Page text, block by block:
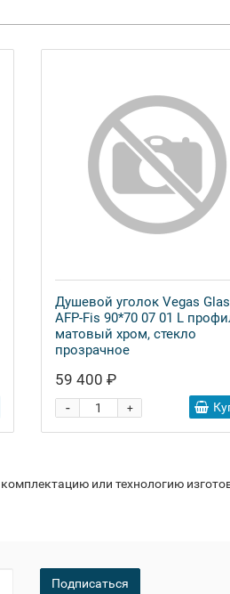
Душевой уголок Vegas
AFP-Fis 90*70 07 01 L
матовый хром, стекло
прозрачное
59 400 ₽
+
-
или технологию
Подписаться